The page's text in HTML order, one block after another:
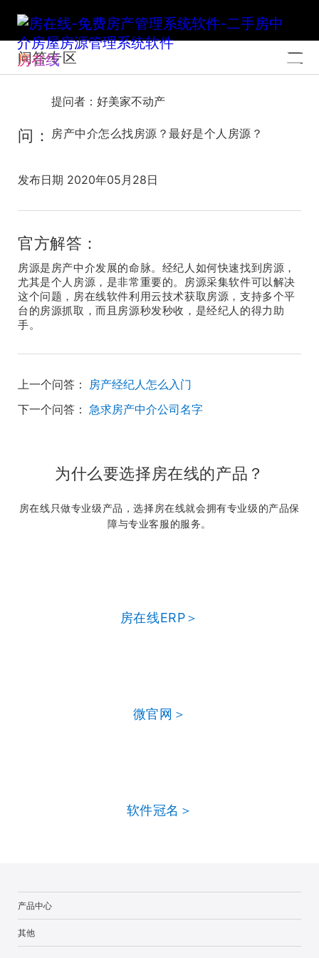
房在线
问答专区
提问者：好美家不动产
问： 房产中介怎么找房源？最好是个人房源？
发布日期 2020年05月28日
官方解答：
房源是房产中介发展的命脉。经纪人如何快速找到房源，
尤其是个人房源，是非常重要的。房源采集软件可以解决
这个问题，房在线软件利用云技术获取房源，支持多个平
台的房源抓取，而且房源秒发秒收，是经纪人的得力助
手。
上一个问答： 房产经纪人怎么入门
下一个问答： 急求房产中介公司名字
为什么要选择房在线的产品？
房在线只做专业级产品，选择房在线就会拥有专业级的产品保
障与专业客服的服务。
房在线ERP＞
微官网＞
软件冠名＞
产品中心
其他